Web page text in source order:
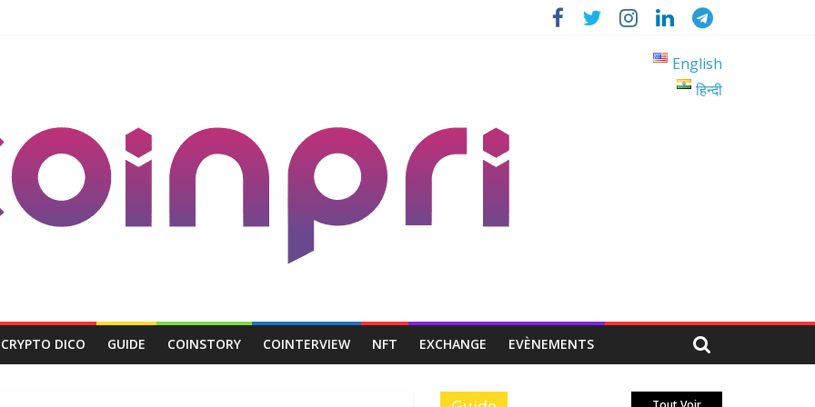
English
हिन्दी
CRYPTO DICO GUIDE COINSTORY COINTERVIEW NFT EXCHANGE EVÈNEMENTS